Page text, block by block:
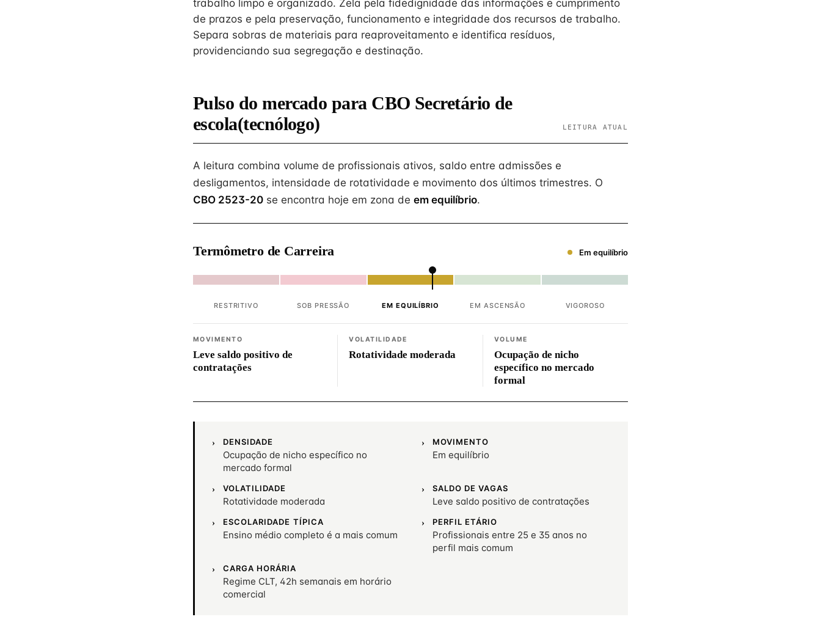
trabalho limpo e organizado. Zela pela fidedignidade das informações e cumprimento
de prazos e pela preservação, funcionamento e integridade dos recursos de trabalho.
Separa sobras de materiais para reaproveitamento e identifica resíduos,
providenciando sua segregação e destinação.
Pulso do mercado para CBO Secretário de
escola(tecnólogo)
LEITURA ATUAL
A leitura combina volume de profissionais ativos, saldo entre admissões e
desligamentos, intensidade de rotatividade e movimento dos últimos trimestres. O
CBO 2523-20 se encontra hoje em zona de em equilíbrio.
Termômetro de Carreira Em equilíbrio
RESTRITIVO SOB PRESSÃO EM EQUILÍBRIO EM ASCENSÃO VIGOROSO
MOVIMENTO
Leve saldo positivo de
contratações
VOLATILIDADE
Rotatividade moderada
VOLUME
Ocupação de nicho
específico no mercado
formal
DENSIDADE
Ocupação de nicho específico no
mercado formal
MOVIMENTO
Em equilíbrio
VOLATILIDADE
Rotatividade moderada
SALDO DE VAGAS
Leve saldo positivo de contratações
ESCOLARIDADE TÍPICA
Ensino médio completo é a mais comum
PERFIL ETÁRIO
Profissionais entre 25 e 35 anos no
perfil mais comum
CARGA HORÁRIA
Regime CLT, 42h semanais em horário
comercial